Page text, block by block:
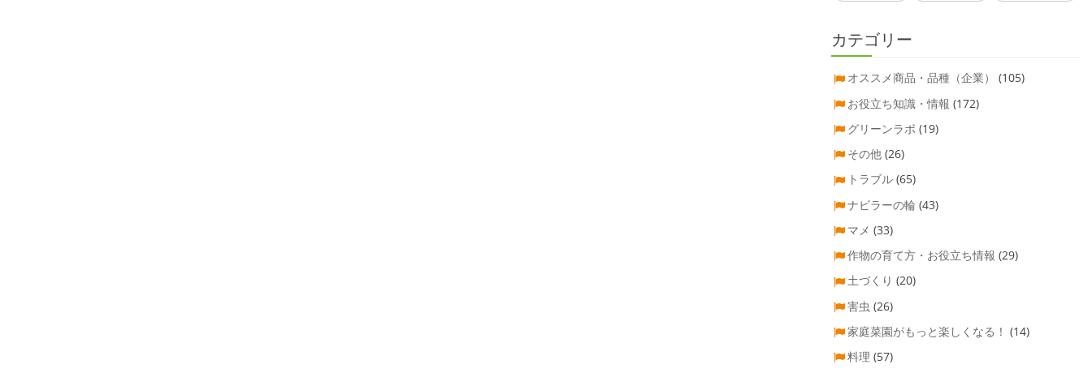
カテゴリー
オススメ商品・品種（企業）
(105)
お役立ち知識・情報 (172)
グリーンラボ (19)
その他 (26)
トラブル (65)
ナビラーの輪 (43)
マメ (33)
作物の育て方・お役立ち情報 (29)
土づくり (20)
害虫 (26)
家庭菜園がもっと楽しくなる！ (14)
料理 (57)